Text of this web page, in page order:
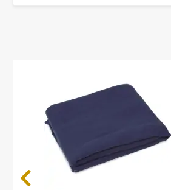
Previous